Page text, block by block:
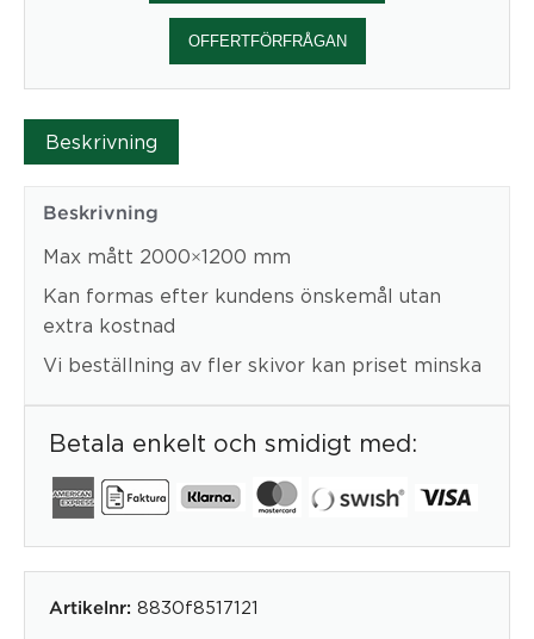
12
mängd
OFFERTFÖRFRÅGAN
Beskrivning
Beskrivning
Max mått 2000×1200 mm
Kan formas efter kundens önskemål utan
extra kostnad
Vi beställning av fler skivor kan priset minska
Betala enkelt och smidigt med:
Artikelnr: 8830f8517121